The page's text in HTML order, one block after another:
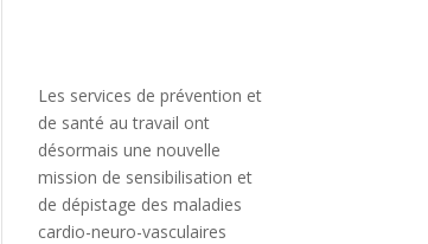
Les services de prévention et
de santé au travail ont
désormais une nouvelle
mission de sensibilisation et
de dépistage des maladies
cardio-neuro-vasculaires